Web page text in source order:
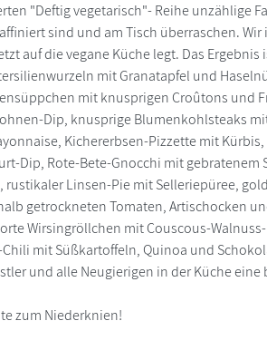
"Deftig vegetarisch"- Reihe unzählige
sind und am Tisch überraschen. Wir
auf die vegane Küche legt. Das
mit Granatapfel und
mit knusprigen Croûtons und
Dip, knusprige Blumenkohlsteaks
Kichererbsen-Pizzette mit
Dip, Rote-Bete-Gnocchi mit
Linsen-Pie mit Selleriepüree,
getrockneten Tomaten, Artischocken
Wirsingröllchen mit Couscous-
mit Süßkartoffeln, Quinoa und
und alle Neugierigen in der Küche
zum Niederknien!